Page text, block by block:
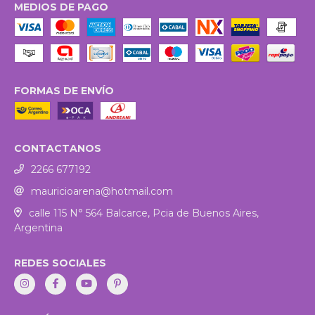
MEDIOS DE PAGO
FORMAS DE ENVÍO
CONTACTANOS
2266 677192
mauricioarena@hotmail.com
calle 115 N° 564 Balcarce, Pcia de Buenos Aires,
Argentina
REDES SOCIALES